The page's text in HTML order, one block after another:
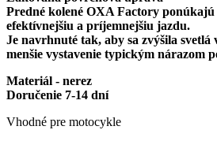
SX
250
-
OXA
FACTORY
výfukové
koleno
Predné kolené OXA Factory
efektívnejšiu a príjemnejšiu jazdu.
Je navrhnuté tak, aby sa zvýšila svetlá
menšie vystavenie typickým nárazom
Materiál - nerez
Doručenie 7-14 dní
Vhodné pre motocykle